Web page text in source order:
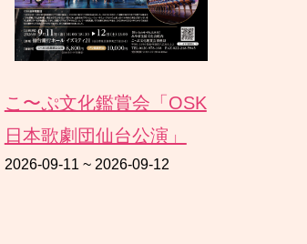
こ〜ぷ文化鑑賞会「OSK
日本歌劇団仙台公演」
2026-09-11 ~ 2026-09-12